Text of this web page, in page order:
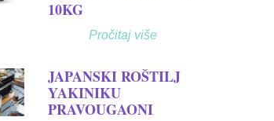
10KG
Pročitaj više
JAPANSKI ROŠTILJ
YAKINIKU
PRAVOUGAONI